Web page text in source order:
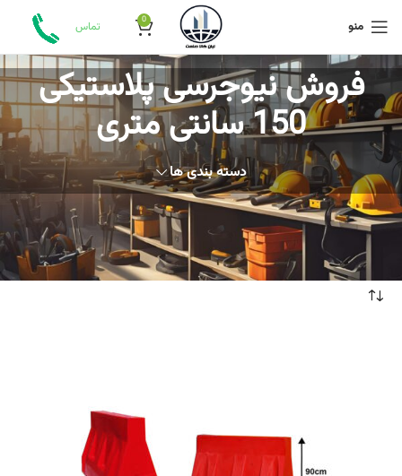
منو 0 تماس
فروش نیوجرسی پلاستیکی
150 سانتی متری
دسته بندی ها
خانه
محصولات برچسب خورده “فروش نیوجرسی پلاستیکی 150 سانتی متری”